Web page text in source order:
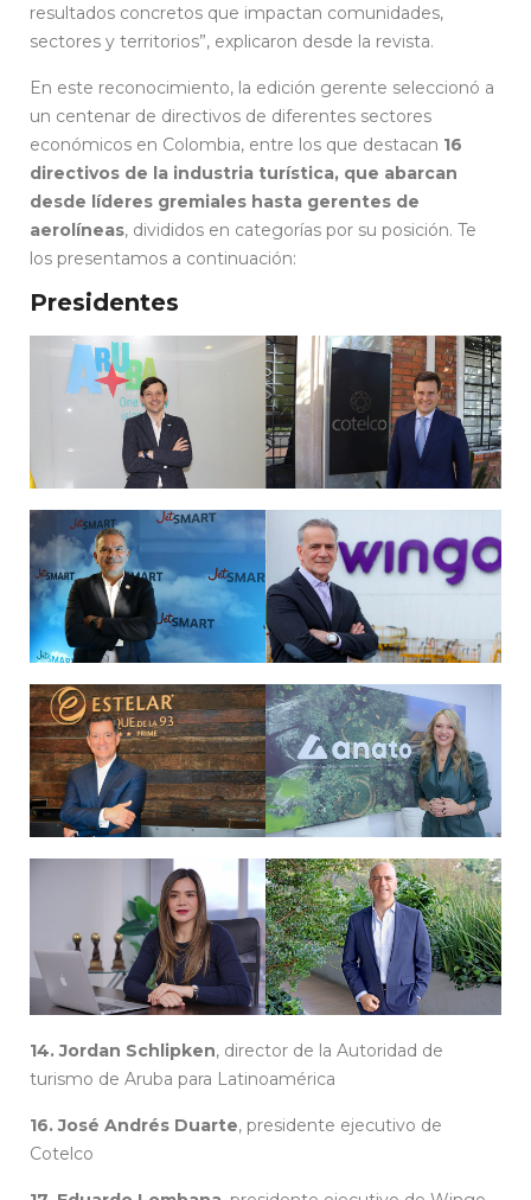
resultados concretos que impactan comunidades,
sectores y territorios”, explicaron desde la revista.
En este reconocimiento, la edición gerente seleccionó a
un centenar de directivos de diferentes sectores
económicos en Colombia, entre los que destacan 16
directivos de la industria turística, que abarcan
desde líderes gremiales hasta gerentes de
aerolíneas, divididos en categorías por su posición. Te
los presentamos a continuación:
Presidentes
14. Jordan Schlipken, director de la Autoridad de
turismo de Aruba para Latinoamérica
16. José Andrés Duarte, presidente ejecutivo de
Cotelco